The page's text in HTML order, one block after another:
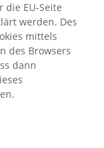
die EU-Seite
werden. Des
mittels
des Browsers
dann